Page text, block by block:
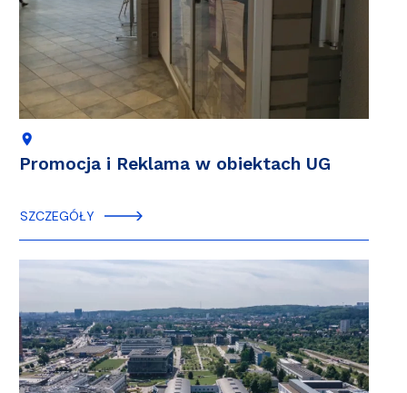
location_on
Promocja i Reklama w obiektach UG
SZCZEGÓŁY